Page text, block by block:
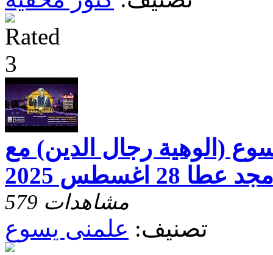
(الوهية رجال الدين) مع
اغسطس 2025
579 مشاهدات
تصنيف: علمنى يسوع